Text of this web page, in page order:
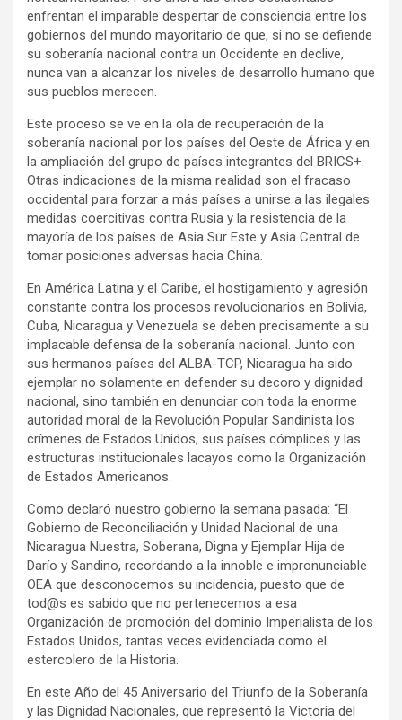
enfrentan el imparable despertar de consciencia entre los
gobiernos del mundo mayoritario de que, si no se defiende
su soberanía nacional contra un Occidente en declive,
nunca van a alcanzar los niveles de desarrollo humano que
sus pueblos merecen.
Este proceso se ve en la ola de recuperación de la
soberanía nacional por los países del Oeste de África y en
la ampliación del grupo de países integrantes del BRICS+.
Otras indicaciones de la misma realidad son el fracaso
occidental para forzar a más países a unirse a las ilegales
medidas coercitivas contra Rusia y la resistencia de la
mayoría de los países de Asia Sur Este y Asia Central de
tomar posiciones adversas hacia China.
En América Latina y el Caribe, el hostigamiento y agresión
constante contra los procesos revolucionarios en Bolivia,
Cuba, Nicaragua y Venezuela se deben precisamente a su
implacable defensa de la soberanía nacional. Junto con
sus hermanos países del ALBA-TCP, Nicaragua ha sido
ejemplar no solamente en defender su decoro y dignidad
nacional, sino también en denunciar con toda la enorme
autoridad moral de la Revolución Popular Sandinista los
crímenes de Estados Unidos, sus países cómplices y las
estructuras institucionales lacayos como la Organización
de Estados Americanos.
Como declaró nuestro gobierno la semana pasada: “El
Gobierno de Reconciliación y Unidad Nacional de una
Nicaragua Nuestra, Soberana, Digna y Ejemplar Hija de
Darío y Sandino, recordando a la innoble e impronunciable
OEA que desconocemos su incidencia, puesto que de
tod@s es sabido que no pertenecemos a esa
Organización de promoción del dominio Imperialista de los
Estados Unidos, tantas veces evidenciada como el
estercolero de la Historia.
En este Año del 45 Aniversario del Triunfo de la Soberanía
y las Dignidad Nacionales, que representó la Victoria del